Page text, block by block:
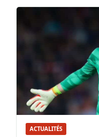
ACTUALITÉS